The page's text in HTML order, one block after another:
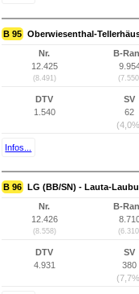
B 95 Oberwiesenthal-
Nr.
12.425
(8.491)
B-
DTV
1.540
SV
62
Infos...
B 96 LG (BB/SN) - Lauta-
Nr.
12.426
(8.558)
B-
DTV
4.931
SV
380